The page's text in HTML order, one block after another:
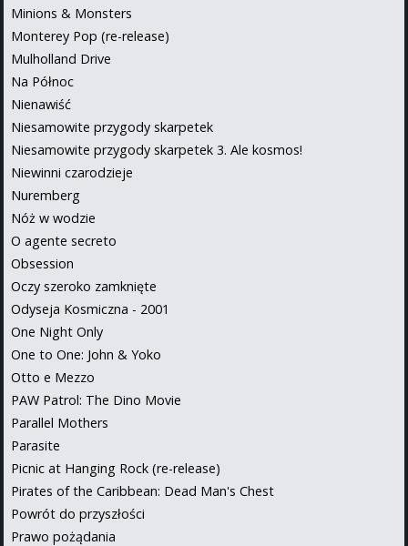
Minions & Monsters
Monterey Pop (re-release)
Mulholland Drive
Na Północ
Nienawiść
Niesamowite przygody skarpetek
Niesamowite przygody skarpetek 3. Ale kosmos!
Niewinni czarodzieje
Nuremberg
Nóż w wodzie
O agente secreto
Obsession
Oczy szeroko zamknięte
Odyseja Kosmiczna - 2001
One Night Only
One to One: John & Yoko
Otto e Mezzo
PAW Patrol: The Dino Movie
Parallel Mothers
Parasite
Picnic at Hanging Rock (re-release)
Pirates of the Caribbean: Dead Man's Chest
Powrót do przyszłości
Prawo pożądania